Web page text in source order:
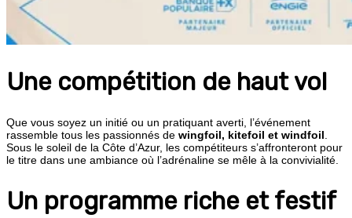
Une compétition de haut vol
Que vous soyez un initié ou un pratiquant averti, l’événement
rassemble tous les passionnés de wingfoil, kitefoil et windfoil.
Sous le soleil de la Côte d’Azur, les compétiteurs s’affronteront pour
le titre dans une ambiance où l’adrénaline se mêle à la convivialité.
Un programme riche et festif